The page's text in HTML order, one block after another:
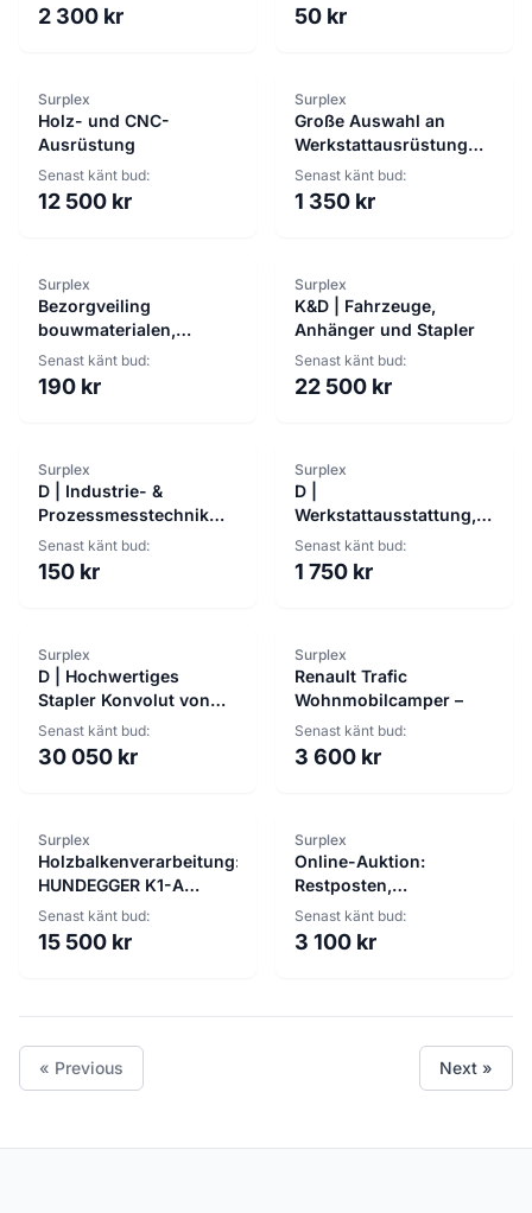
2 300 kr 50 kr
Surplex
Holz- und CNC-
Ausrüstung
Senast känt bud:
12 500 kr
Surplex
Große Auswahl an
Werkstattausrüstung
und mehr, viele Preise
ab 1 €!
Senast känt bud:
1 350 kr
Surplex
Bezorgveiling
bouwmaterialen,
gereedschappen
Makita, Dewalt en
Milwaukee
Senast känt bud:
190 kr
Surplex
K&D | Fahrzeuge,
Anhänger und Stapler
Senast känt bud:
22 500 kr
Surplex
D | Industrie- &
Prozessmesstechnik
Geräte von zB. Siemens,
Rittal & Bühler
Senast känt bud:
150 kr
Surplex
D |
Werkstattausstattung,
Generatoren, Bau- und
Reinigungsgeräten,
Transportlösungen und
Senast känt bud:
1 750 kr
Surplex
D | Hochwertiges
Stapler Konvolut von
Linde, Terex,
Jungheinrich und Still
Senast känt bud:
30 050 kr
Surplex
Renault Trafic
Wohnmobilcamper –
Senast känt bud:
3 600 kr
Surplex
Holzbalkenverarbeitung:
HUNDEGGER K1-A
Tischlerei-
Bearbeitungszentrum
Senast känt bud:
15 500 kr
Surplex
Online-Auktion:
Restposten,
Haushaltswaren &
Gewerbeauflösung
Senast känt bud:
3 100 kr
« Previous Next »